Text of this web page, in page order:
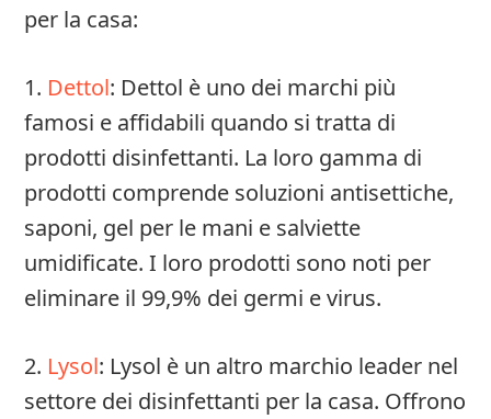
per la casa:
1. Dettol: Dettol è uno dei marchi più
famosi e affidabili quando si tratta di
prodotti disinfettanti. La loro gamma di
prodotti comprende soluzioni antisettiche,
saponi, gel per le mani e salviette
umidificate. I loro prodotti sono noti per
eliminare il 99,9% dei germi e virus.
2. Lysol: Lysol è un altro marchio leader nel
settore dei disinfettanti per la casa. Offrono